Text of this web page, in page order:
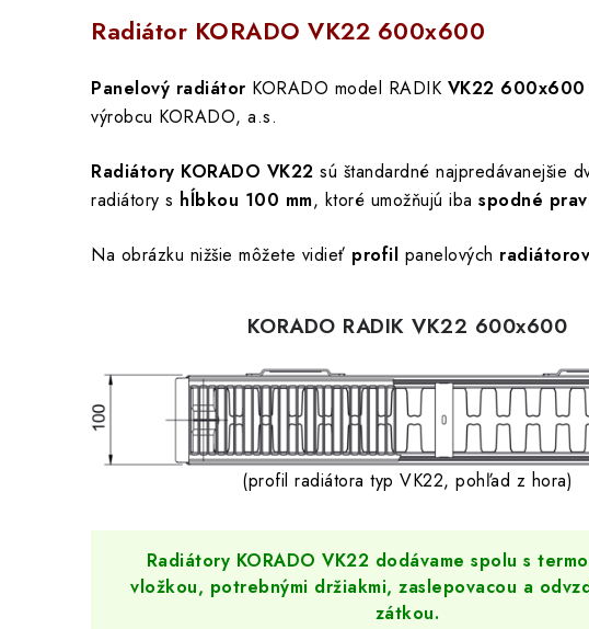
Radiátor KORADO VK22 600x600
Panelový radiátor KORADO model RADIK VK22 600x600
výrobcu KORADO, a.s.
Radiátory KORADO VK22 sú štandardné najpredávanejšie
radiátory s hĺbkou 100 mm, ktoré umožňujú iba spodné
Na obrázku nižšie môžete vidieť profil panelových
KORADO RADIK VK22 600x600
(profil radiátora typ VK22, pohľad z hora)
Radiátory KORADO VK22 dodávame spolu s
vložkou, potrebnými držiakmi, zaslepovacou a
zátkou.